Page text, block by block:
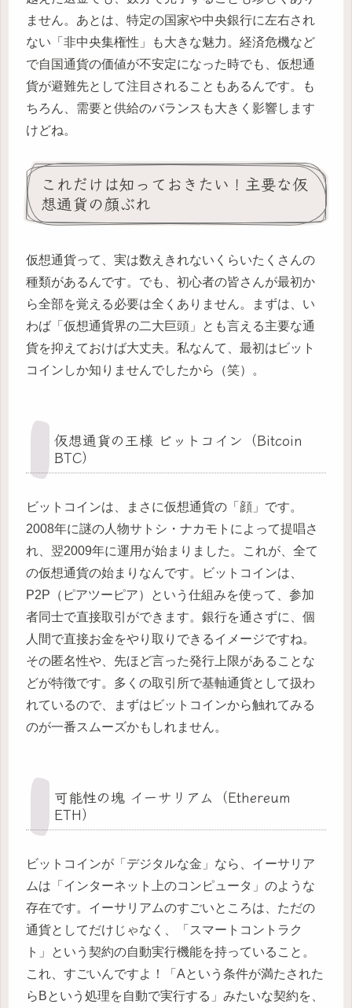
ません。あとは、特定の国家や中央銀行に左右され
ない「非中央集権性」も大きな魅力。経済危機など
で自国通貨の価値が不安定になった時でも、仮想通
貨が避難先として注目されることもあるんです。も
ちろん、需要と供給のバランスも大きく影響します
けどね。
これだけは知っておきたい！主要な仮
想通貨の顔ぶれ
仮想通貨って、実は数えきれないくらいたくさんの
種類があるんです。でも、初心者の皆さんが最初か
ら全部を覚える必要は全くありません。まずは、い
わば「仮想通貨界の二大巨頭」とも言える主要な通
貨を抑えておけば大丈夫。私なんて、最初はビット
コインしか知りませんでしたから（笑）。
仮想通貨の王様 ビットコイン（Bitcoin
BTC）
ビットコインは、まさに仮想通貨の「顔」です。
2008年に謎の人物サトシ・ナカモトによって提唱さ
れ、翌2009年に運用が始まりました。これが、全て
の仮想通貨の始まりなんです。ビットコインは、
P2P（ピアツーピア）という仕組みを使って、参加
者同士で直接取引ができます。銀行を通さずに、個
人間で直接お金をやり取りできるイメージですね。
その匿名性や、先ほど言った発行上限があることな
どが特徴です。多くの取引所で基軸通貨として扱わ
れているので、まずはビットコインから触れてみる
のが一番スムーズかもしれません。
可能性の塊 イーサリアム（Ethereum
ETH）
ビットコインが「デジタルな金」なら、イーサリア
ムは「インターネット上のコンピュータ」のような
存在です。イーサリアムのすごいところは、ただの
通貨としてだけじゃなく、「スマートコントラク
ト」という契約の自動実行機能を持っていること。
これ、すごいんですよ！「Aという条件が満たされた
らBという処理を自動で実行する」みたいな契約を、